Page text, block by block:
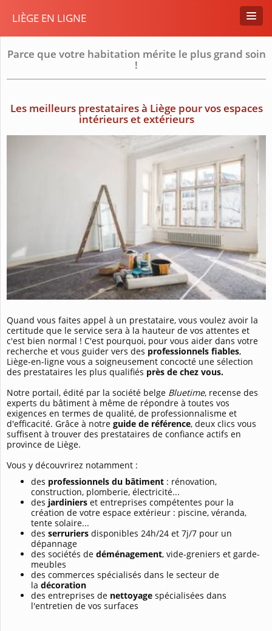
LIÈGE EN LIGNE
Parce que votre habitation mérite le plus grand soin
!
Les meilleurs prestataires à Liège pour vos espaces
intérieurs et extérieurs
Quand vous faites appel à un prestataire, vous voulez avoir la
certitude que le service sera à la hauteur de vos attentes et
c'est bien normal ! C'est pourquoi, pour vous aider dans votre
recherche et vous guider vers des professionnels fiables,
Liège-en-ligne vous a soigneusement concocté une sélection
des prestataires les plus qualifiés près de chez vous.
Notre portail, édité par la société belge Bluetime, recense des
experts du bâtiment à même de répondre à toutes vos
exigences en termes de qualité, de professionnalisme et
d'efficacité. Grâce à notre guide de référence, deux clics vous
suffisent à trouver des prestataires de confiance actifs en
province de Liège.
Vous y découvrirez notamment :
des professionnels du bâtiment : rénovation,
construction, plomberie, électricité...
des jardiniers et entreprises compétentes pour la
création de votre espace extérieur : piscine, véranda,
tente solaire...
des serruriers disponibles 24h/24 et 7j/7 pour un
dépannage
des sociétés de déménagement, vide-greniers et garde-
meubles
des commerces spécialisés dans le secteur de
la décoration
des entreprises de nettoyage spécialisées dans
l'entretien de vos surfaces